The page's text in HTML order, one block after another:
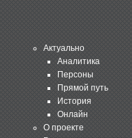
Актуально
Аналитика
Персоны
Прямой путь
История
Онлайн
О проекте